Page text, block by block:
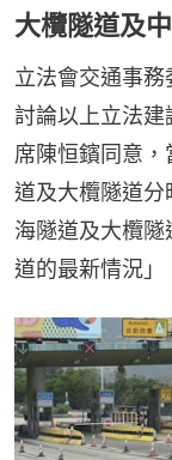
大欖隧道及
立法會交通事務
討論以上立法
席陳恒鑌同意
道及大欖隧道
海隧道及大欖
道的最新情況」